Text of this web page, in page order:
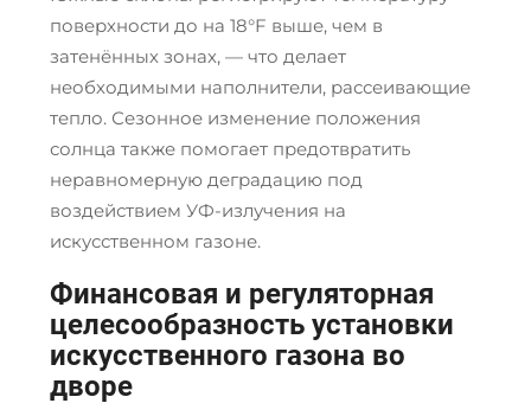
поверхности до на 18°F выше, чем в
затенённых зонах, — что делает
необходимыми наполнители, рассеивающие
тепло. Сезонное изменение положения
солнца также помогает предотвратить
неравномерную деградацию под
воздействием УФ-излучения на
искусственном газоне.
Финансовая и регуляторная
целесообразность установки
искусственного газона во
дворе